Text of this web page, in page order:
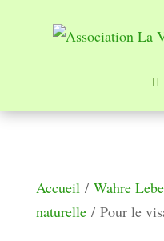
Accueil/ Wahre
naturelle/ Pour le